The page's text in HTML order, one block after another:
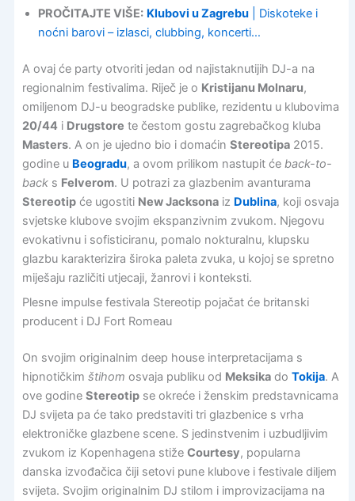
PROČITAJTE VIŠE: Klubovi u Zagrebu| Diskoteke i
noćni barovi – izlasci, clubbing, koncerti…
A ovaj će party otvoriti jedan od najistaknutijih DJ-a na
regionalnim festivalima. Riječ je o Kristijanu Molnaru,
omiljenom DJ-u beogradske publike, rezidentu u klubovima
20/44i Drugstore te čestom gostu zagrebačkog kluba
Masters. A on je ujedno bio i domaćin Stereotipa2015.
godine u Beogradu, a ovom prilikom nastupit će back-to-
backs Felverom. U potrazi za glazbenim avanturama
Stereotipće ugostiti New Jacksonaiz Dublina, koji osvaja
svjetske klubove svojim ekspanzivnim zvukom. Njegovu
evokativnu i sofisticiranu, pomalo nokturalnu, klupsku
glazbu karakterizira široka paleta zvuka, u kojoj se spretno
miješaju različiti utjecaji, žanrovi i konteksti.
Plesne impulse festivala Stereotip pojačat će britanski
producent i DJ Fort Romeau
On svojim originalnim deep house interpretacijama s
hipnotičkim štihom osvaja publiku od Meksikado Tokija. A
ove godine Stereotipse okreće i ženskim predstavnicama
DJ svijeta pa će tako predstaviti tri glazbenice s vrha
elektroničke glazbene scene. S jedinstvenim i uzbudljivim
zvukom iz Kopenhagena stiže Courtesy, popularna
danska izvođačica čiji setovi pune klubove i festivale diljem
svijeta. Svojim originalnim DJ stilom i improvizacijama na